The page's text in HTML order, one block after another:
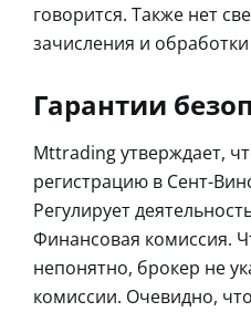
говорится. Также нет
зачисления и
Гарантии
Mttrading утверждает,
регистрацию в Сент-
Регулирует
Финансовая комиссия.
непонятно, брокер не
комиссии. Очевидно,